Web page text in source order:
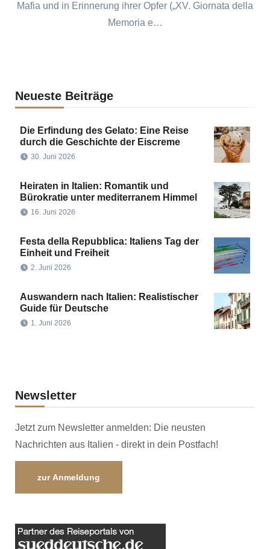
Mafia und in Erinnerung ihrer Opfer („XV. Giornata della
Memoria e…
Neueste Beiträge
Die Erfindung des Gelato: Eine Reise
durch die Geschichte der Eiscreme
30. Juni 2026
Heiraten in Italien: Romantik und
Bürokratie unter mediterranem Himmel
16. Juni 2026
Festa della Repubblica: Italiens Tag der
Einheit und Freiheit
2. Juni 2026
Auswandern nach Italien: Realistischer
Guide für Deutsche
1. Juni 2026
Newsletter
Jetzt zum Newsletter anmelden: Die neusten
Nachrichten aus Italien - direkt in dein Postfach!
zur Anmeldung